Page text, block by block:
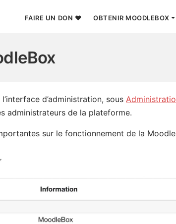
FAIRE UN DON ❤ OBTENIR MOODLEBOX
d’administration, sous
administrateurs de la plateforme.
sur le fonctionnement de la